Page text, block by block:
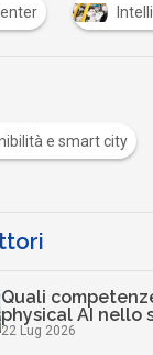
e smart city
Quali
physical AI nello
22 Lug 2026